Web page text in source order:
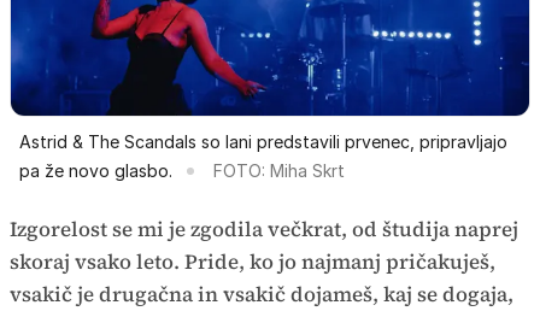
Astrid & The Scandals so lani predstavili prvenec, pripravljajo
pa že novo glasbo.
FOTO: Miha Skrt
Izgorelost se mi je zgodila večkrat, od študija naprej
skoraj vsako leto. Pride, ko jo najmanj pričakuješ,
vsakič je drugačna in vsakič dojameš, kaj se dogaja,